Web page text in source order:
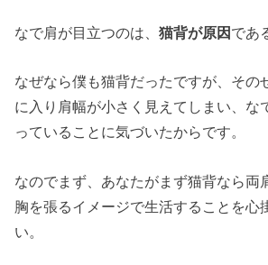
なで肩が目立つのは、猫背が原因 であ
なぜなら僕も猫背だったですが、その
に入り肩幅が小さく見えてしまい、な
っていることに気づいたからです。
なのでまず、あなたがまず猫背なら両
胸を張るイメージで生活することを心
い。